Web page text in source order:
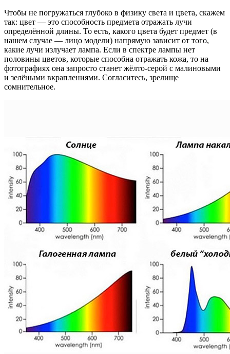
Чтобы не погружаться глубоко в физику света и цвета, скажем
так: цвет — это способность предмета отражать лучи
определённой длины. То есть, какого цвета будет предмет (в
нашем случае — лицо модели) напрямую зависит от того,
какие лучи излучает лампа. Если в спектре лампы нет
половины цветов, которые способна отражать кожа, то на
фотографиях она запросто станет жёлто-серой с малиновыми
и зелёными вкраплениями. Согласитесь, зрелище
сомнительное.